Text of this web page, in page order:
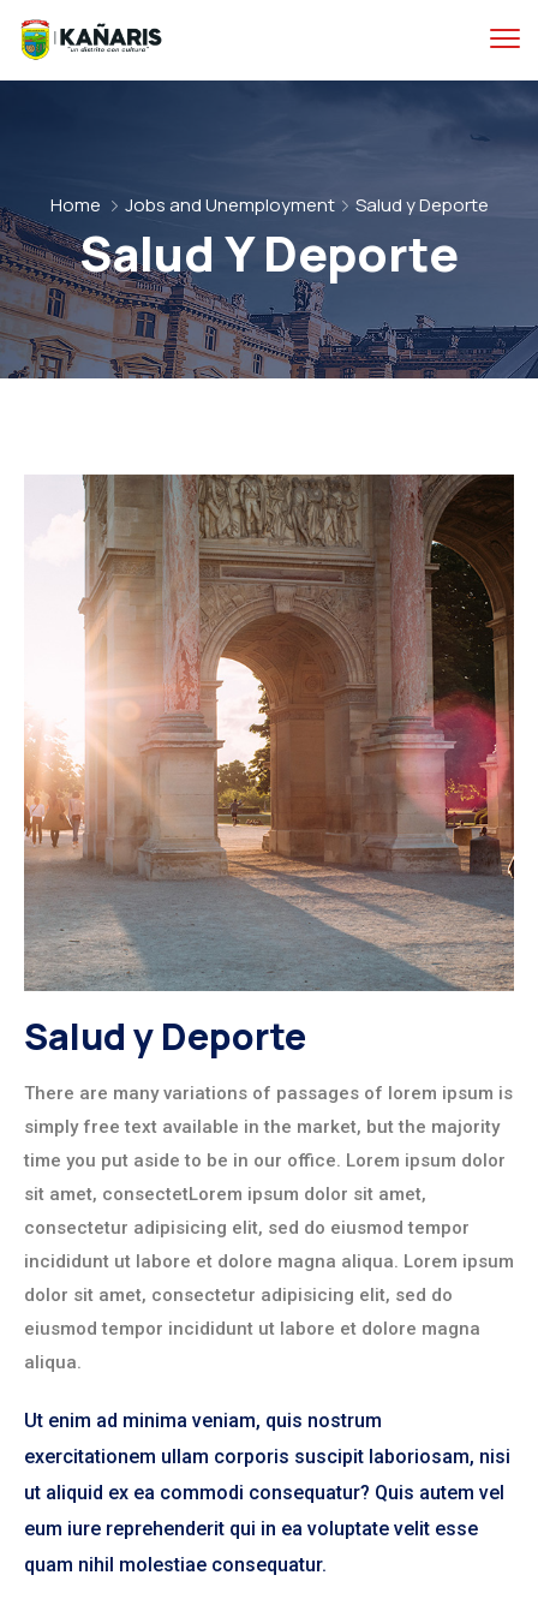
Home Jobs and Unemployment Salud y Deporte
Salud Y Deporte
Salud y Deporte
There are many variations of passages of lorem ipsum is
simply free text available in the market, but the majority
time you put aside to be in our office. Lorem ipsum dolor
sit amet, consectetLorem ipsum dolor sit amet,
consectetur adipisicing elit, sed do eiusmod tempor
incididunt ut labore et dolore magna aliqua. Lorem ipsum
dolor sit amet, consectetur adipisicing elit, sed do
eiusmod tempor incididunt ut labore et dolore magna
aliqua.
Ut enim ad minima veniam, quis nostrum
exercitationem ullam corporis suscipit laboriosam, nisi
ut aliquid ex ea commodi consequatur? Quis autem vel
eum iure reprehenderit qui in ea voluptate velit esse
quam nihil molestiae consequatur.